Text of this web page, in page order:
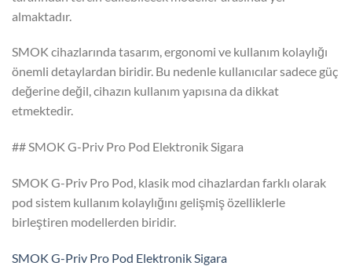
almaktadır.
SMOK cihazlarında tasarım, ergonomi ve kullanım kolaylığı
önemli detaylardan biridir. Bu nedenle kullanıcılar sadece güç
değerine değil, cihazın kullanım yapısına da dikkat
etmektedir.
## SMOK G-Priv Pro Pod Elektronik Sigara
SMOK G-Priv Pro Pod, klasik mod cihazlardan farklı olarak
pod sistem kullanım kolaylığını gelişmiş özelliklerle
birleştiren modellerden biridir.
SMOK G-Priv Pro Pod Elektronik Sigara